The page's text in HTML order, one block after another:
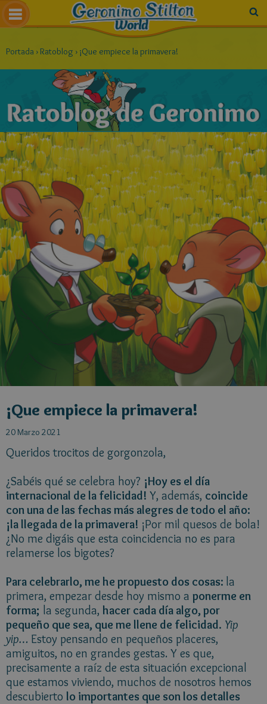
Portada ›Ratoblog › ¡Que empiece la primavera!
¡Que empiece la primavera!
20 Marzo 2021
Queridos trocitos de gorgonzola,
¿Sabéis qué se celebra hoy? ¡Hoy es el día
internacional de la felicidad! Y, además, coincide
con una de las fechas más alegres de todo el año:
¡la llegada de la primavera! ¡Por mil quesos de bola!
¿No me digáis que esta coincidencia no es para
relamerse los bigotes?
Para celebrarlo, me he propuesto dos cosas: la
primera, empezar desde hoy mismo a ponerme en
forma; la segunda, hacer cada día algo, por
pequeño que sea, que me llene de felicidad. Yip
yip… Estoy pensando en pequeños placeres,
amiguitos, no en grandes gestas. Y es que,
precisamente a raíz de esta situación excepcional
que estamos viviendo, muchos de nosotros hemos
descubierto lo importantes que son los detalles